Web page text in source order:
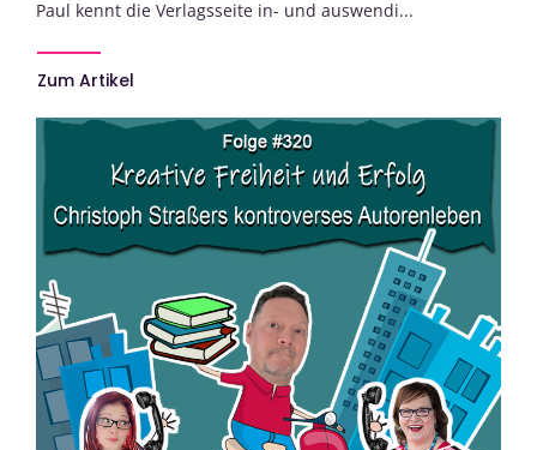
Paul kennt die Verlagsseite in- und auswendi...
Zum Artikel